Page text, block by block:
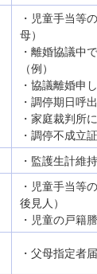
・児童手当等
母）
・離婚協議中
（例）
・協議離婚申
・調停期日呼
・家庭裁判所
・調停不成立
・監護生計維
・児童手当等
後見人）
・児童の戸籍
・父母指定者届